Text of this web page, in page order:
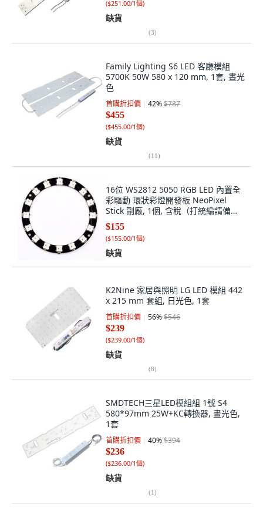
($251.00/1個)
缺貨
(3)
Family Lighting S6 LED 客廳模組
5700K 50W 580 x 120 mm, 1套, 晝光
色
首購折扣價 42%$787
$455
($455.00/1個)
缺貨
(11)
16位 WS2812 5050 RGB LED 內置全
彩驅動 環狀彩燈開發板 NeoPixel
Stick 副廠, 1個, 含稅（打統編請備
註）, RGB (Color Changing)
$155
($155.00/1個)
缺貨
K2Nine 家居與照明 LG LED 模組 442
x 215 mm 套組, 日光色, 1套
首購折扣價 56%$546
$239
($239.00/1個)
缺貨
(8)
SMDTECH三星LED模組組 1號 S4
580*97mm 25W+KC轉換器, 晝光色,
1套
首購折扣價 40%$394
$236
($236.00/1個)
缺貨
(1)